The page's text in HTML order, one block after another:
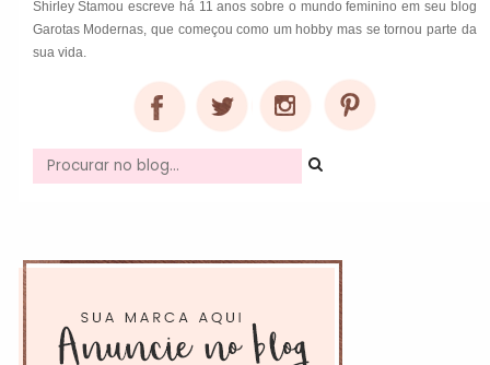
Shirley Stamou escreve há 11 anos sobre o mundo feminino em seu blog
Garotas Modernas, que começou como um hobby mas se tornou parte da
sua vida.